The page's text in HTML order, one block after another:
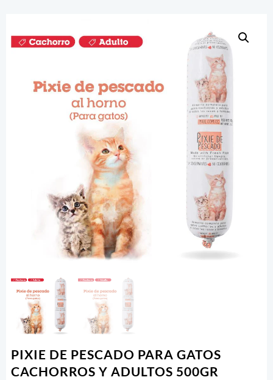
PIXIE DE PESCADO PARA GATOS
CACHORROS Y ADULTOS 500GR